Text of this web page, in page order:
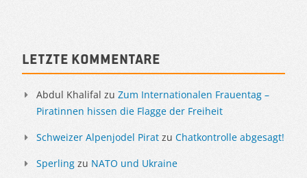
Letzte Kommentare
Abdul Khalifal zu Zum Internationalen Frauentag –
Piratinnen hissen die Flagge der Freiheit
Schweizer Alpenjodel Pirat zu Chatkontrolle abgesagt!
Sperling zu NATO und Ukraine